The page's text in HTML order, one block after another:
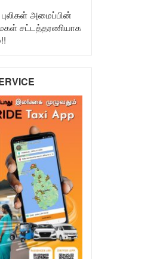
அமைப்பின்
சட்டத்தரணியாக